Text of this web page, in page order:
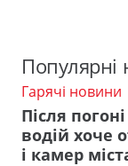
Популярні
Гарячі новини
Після
водій хоче
і камер